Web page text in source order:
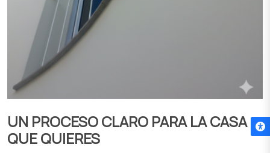
UN PROCESO CLARO PARA LA CASA
QUE QUIERES